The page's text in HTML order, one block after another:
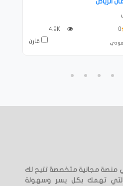
0
قارن
منصة مجانية متخصصة تتيح لك
التي تهمك بكل يسر وسهولة